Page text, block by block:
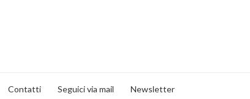
Contatti Seguici via mail Newsletter